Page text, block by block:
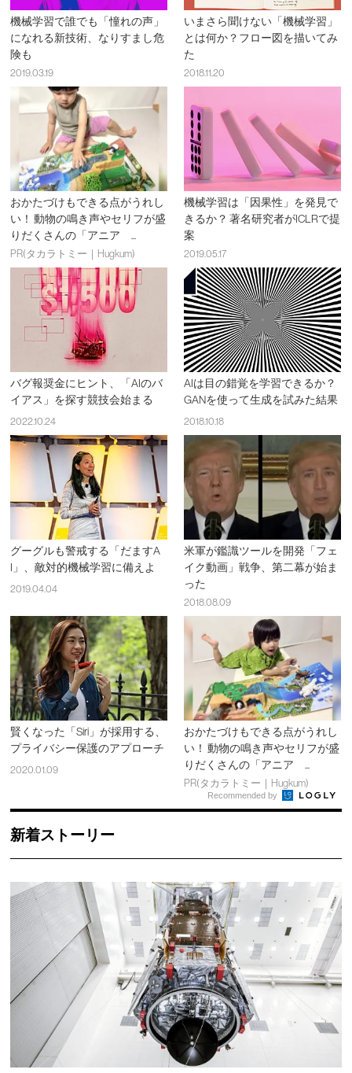
機械学習で誰でも「憧れの声」
になれる新技術、なりすまし危
険も
2019.03.19
いまさら聞けない「機械学習」
とは何か？フロー図を描いてみ
た
2018.11.20
おかたづけもできる点がうれし
い！ 動物の鳴き声やセリフが盛
りだくさんの「アニア ...
PR(タカラトミー｜Hugkum)
機械学習は「因果性」を発見で
きるか？ 著名研究者がICLRで提
案
2019.05.17
バグ報奨金にヒント、「AIのバ
イアス」を探す競技会始まる
2022.10.24
AIは目の錯覚を学習できるか？
GANを使って生成を試みた結果
2018.10.18
グーグルも警戒する「だますA
I」、敵対的機械学習に備えよ
2019.04.04
米軍が鑑識ツールを開発「フェ
イク動画」戦争、第二幕が始ま
った
2018.08.09
賢くなった「Siri」が採用する、
プライバシー保護のアプローチ
2020.01.09
おかたづけもできる点がうれし
い！ 動物の鳴き声やセリフが盛
りだくさんの「アニア ...
PR(タカラトミー｜Hugkum)
Recommended by
新着ストーリー